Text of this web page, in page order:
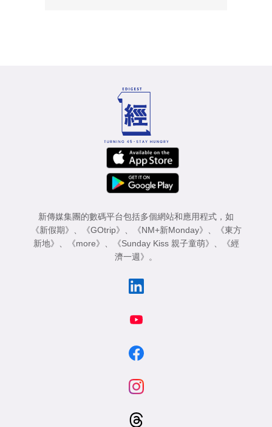
新傳媒集團的數碼平台包括多個網站和應用程式，如
《新假期》
《GOtrip》 《NM+新Monday》
《東方
新地》
《more》 《Sunday Kiss 親子童萌》
《經
濟一週》
。